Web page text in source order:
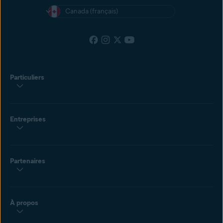
Canada (français)
Particuliers
Entreprises
Partenaires
À propos